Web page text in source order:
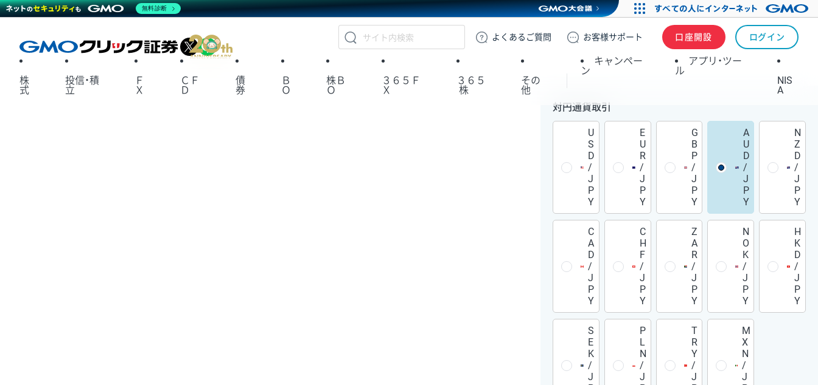
GMOクリック証券
よくある ご質問 お客様サポート 口座開設 ログイン
X
株
式
投信・積
立
Ｆ
Ｘ
ＣＦ
Ｄ
債
券
Ｂ
Ｏ
株Ｂ
Ｏ
３６５Ｆ
Ｘ
３６５
株
その
他
キャンペー
ン
アプリ・ツー
ル
NIS
A
対円通貨取引
U
S
D
/
J
P
Y
E
U
R
/
J
P
Y
G
B
P
/
J
P
Y
A
U
D
/
J
P
Y
N
Z
D
/
J
P
Y
C
A
D
/
J
P
Y
C
H
F
/
J
P
Y
Z
A
R
/
J
P
Y
N
O
K
/
J
P
Y
H
K
D
/
J
P
Y
S
E
K
/
J
P
L
N
/
J
T
R
Y
/
J
M
X
N
/
J
無料診断